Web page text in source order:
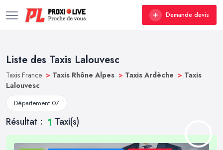
Demande devis
Liste des Taxis Lalouvesc
Taxis France > Taxis Rhône Alpes > Taxis Ardèche > Taxis
Lalouvesc
Département 07
Résultat : 1 Taxi(s)